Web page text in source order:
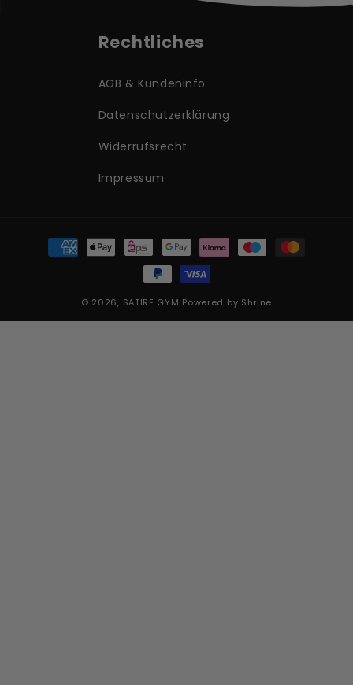
Rechtliches
AGB & Kundeninfo
Datenschutzerklärung
Widerrufsrecht
Impressum
Zahlungsmethoden
© 2026, SATIRE GYM Powered by Shrine